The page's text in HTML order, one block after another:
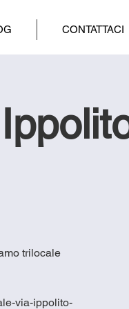
CONTATTACI
trilocale
via-ippolito-